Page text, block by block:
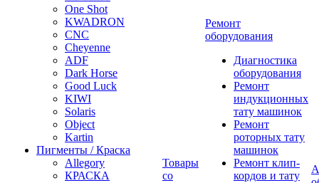
One Shot
KWADRON
CNC
Cheyenne
ADF
Dark Horse
Good Luck
KIWI
Solaris
Object
Kartin
Пигменты / Краска
Allegory
КРАСКА
Товары
со
Ремонт
оборудования
Диагностика
оборудования
Ремонт
индукционных
тату машинок
Ремонт
роторных тату
машинок
Ремонт клип-
кордов и тату